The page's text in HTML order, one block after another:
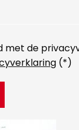
met de
(*)